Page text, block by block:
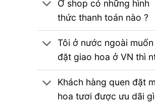
Ở shop có những hình
thức thanh toán nào ?
Tôi ở nước ngoài muốn
đặt giao hoa ở VN thì
Khách hàng quen đặt
hoa tươi được ưu dãi gì